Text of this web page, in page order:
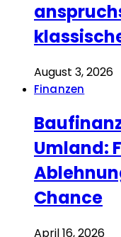
August 3, 2026
Finanzen
Umland:
Chance
April 16, 2026